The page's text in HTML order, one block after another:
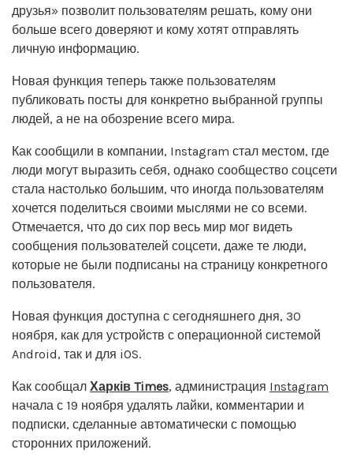
друзья» позволит пользователям решать, кому они
больше всего доверяют и кому хотят отправлять
личную информацию.
Новая функция теперь также пользователям
публиковать посты для конкретно выбранной группы
людей, а не на обозрение всего мира.
Как сообщили в компании, Instagram стал местом, где
люди могут выразить себя, однако сообщество соцсети
стала настолько большим, что иногда пользователям
хочется поделиться своими мыслями не со всеми.
Отмечается, что до сих пор весь мир мог видеть
сообщения пользователей соцсети, даже те люди,
которые не были подписаны на страницу конкретного
пользователя.
Новая функция доступна с сегодняшнего дня, 30
ноября, как для устройств с операционной системой
Android, так и для iOS.
Как сообщал Харків Times, администрация Instagram
начала с 19 ноября удалять лайки, комментарии и
подписки, сделанные автоматически с помощью
сторонних приложений.